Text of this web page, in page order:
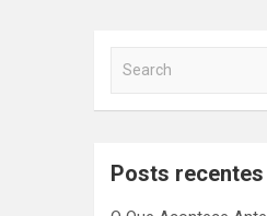
a
c
Posts recentes